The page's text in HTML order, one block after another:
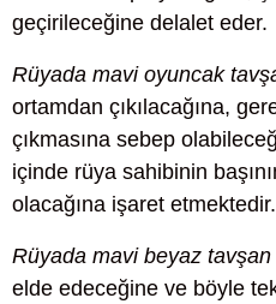
geçirileceğine delalet eder.
Rüyada mavi oyuncak
ortamdan çıkılacağına,
çıkmasına sebep
içinde rüya sahibinin
olacağına işaret etmektedir.
Rüyada mavi beyaz
elde edeceğine ve böyle